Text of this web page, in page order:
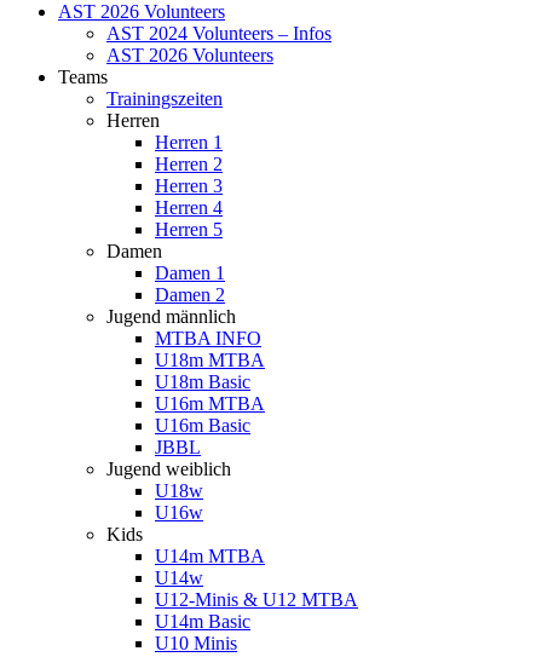
AST 2026 Volunteers
AST 2024 Volunteers – Infos
AST 2026 Volunteers
Teams
Trainingszeiten
Herren
Herren 1
Herren 2
Herren 3
Herren 4
Herren 5
Damen
Damen 1
Damen 2
Jugend männlich
MTBA INFO
U18m MTBA
U18m Basic
U16m MTBA
U16m Basic
JBBL
Jugend weiblich
U18w
U16w
Kids
U14m MTBA
U14w
U12-Minis & U12 MTBA
U14m Basic
U10 Minis